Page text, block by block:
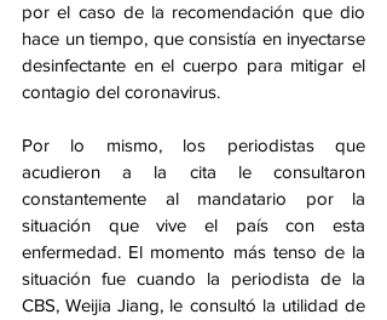
por el caso de la recomendación que dio
hace un tiempo, que consistía en inyectarse
desinfectante en el cuerpo para mitigar el
contagio del coronavirus.
Por lo mismo, los periodistas que
acudieron a la cita le consultaron
constantemente al mandatario por la
situación que vive el país con esta
enfermedad. El momento más tenso de la
situación fue cuando la periodista de la
CBS, Weijia Jiang, le consultó la utilidad de